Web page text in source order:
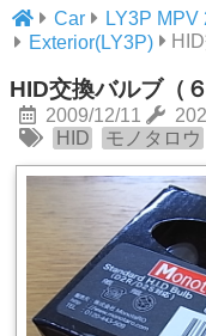
Car LY3P MPV
Exterior(LY3P)
HID交換バルブ（
2009/12/11
HID
モノタロウ